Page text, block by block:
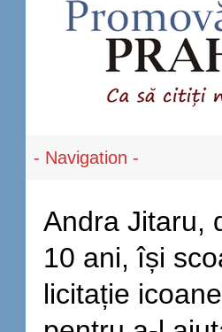
Andra Jitaru,
10 ani, își
licitație